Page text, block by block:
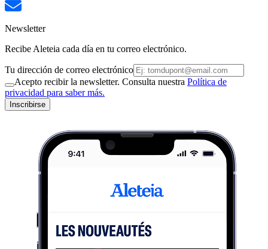
Newsletter
Recibe Aleteia cada día en tu correo electrónico.
Tu dirección de correo electrónico
Acepto recibir la newsletter. Consulta nuestra Política de
privacidad para saber más.
Inscribirse